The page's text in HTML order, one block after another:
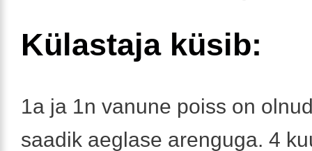
Külastaja küsib:
1a ja 1n vanune poiss on
saadik aeglase arenguga. 4